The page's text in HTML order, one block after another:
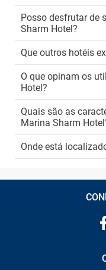
Posso desfrutar de
Sharm Hotel?
Que outros hotéis
O que opinam os
Hotel?
Quais são as
Marina Sharm
Onde está